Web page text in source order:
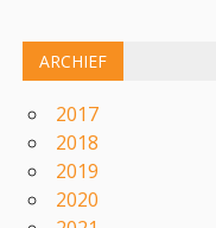
ARCHIEF
2017
2018
2019
2020